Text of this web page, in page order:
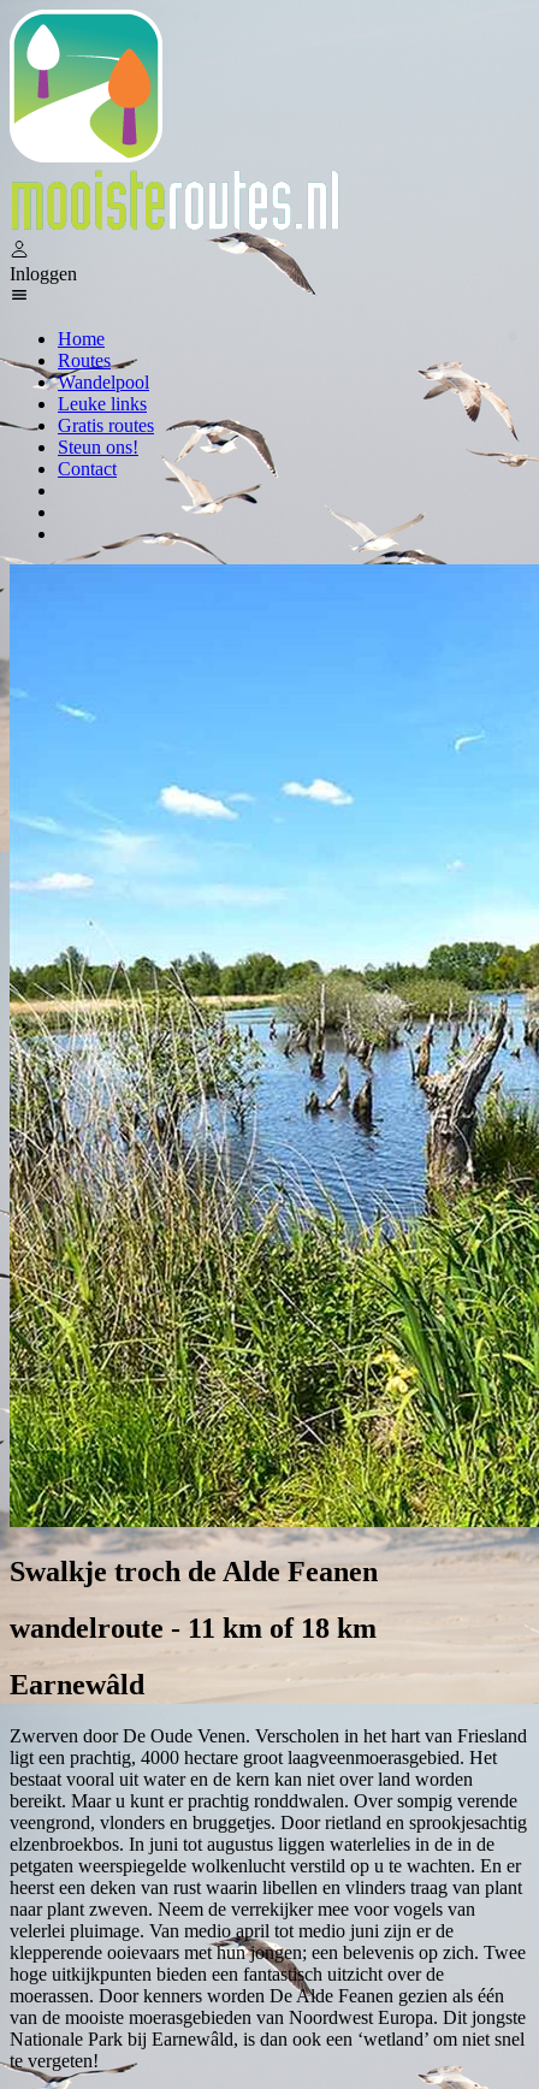
Inloggen
Home
Routes
Wandelpool
Leuke links
Gratis routes
Steun ons!
Contact
Swalkje troch de Alde Feanen
wandelroute - 11 km of 18 km
Earnewâld
Zwerven door De Oude Venen. Verscholen in het hart van Friesland
ligt een prachtig, 4000 hectare groot laagveenmoerasgebied. Het
bestaat vooral uit water en de kern kan niet over land worden
bereikt. Maar u kunt er prachtig ronddwalen. Over sompig verende
veengrond, vlonders en bruggetjes. Door rietland en sprookjesachtig
elzenbroekbos. In juni tot augustus liggen waterlelies in de in de
petgaten weerspiegelde wolkenlucht verstild op u te wachten. En er
heerst een deken van rust waarin libellen en vlinders traag van plant
naar plant zweven. Neem de verrekijker mee voor vogels van
velerlei pluimage. Van medio april tot medio juni zijn er de
klepperende ooievaars met hun jongen; een belevenis op zich. Twee
hoge uitkijkpunten bieden een fantastisch uitzicht over de
moerassen. Door kenners worden De Alde Feanen gezien als één
van de mooiste moerasgebieden van Noordwest Europa. Dit jongste
Nationale Park bij Earnewâld, is dan ook een ‘wetland’ om niet snel
te vergeten!